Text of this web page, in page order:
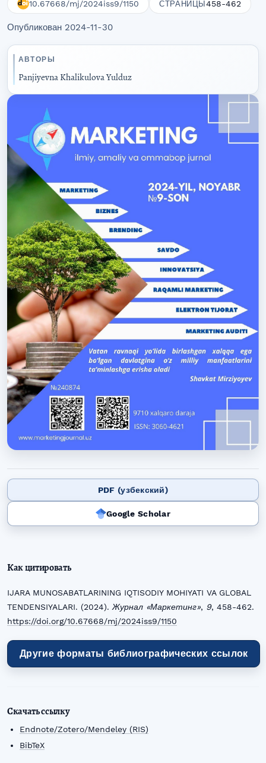
10.67668/mj/2024iss9/1150 СТРАНИЦЫ458-462
Опубликован 2024-11-30
АВТОРЫ
Panjiyevna Khalikulova Yulduz
PDF (узбекский)
Google Scholar
Как цитировать
IJARA MUNOSABATLARINING IQTISODIY MOHIYATI VA GLOBAL
TENDENSIYALARI. (2024). Журнал «Маркетинг», 9, 458-462.
https://doi.org/10.67668/mj/2024iss9/1150
Другие форматы библиографических ссылок
Скачать ссылку
Endnote/Zotero/Mendeley (RIS)
BibTeX